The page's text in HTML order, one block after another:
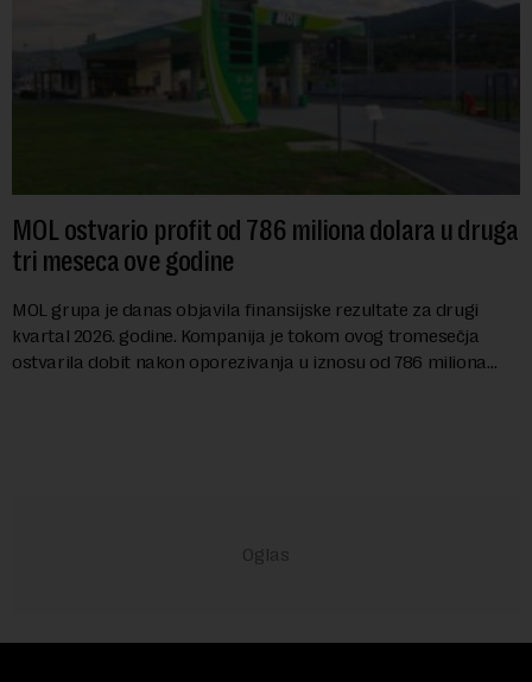
MOL ostvario profit od 786 miliona dolara u druga
tri meseca ove godine
MOL grupa je danas objavila finansijske rezultate za drugi
kvartal 2026. godine. Kompanija je tokom ovog tromesečja
ostvarila dobit nakon oporezivanja u iznosu od 786 miliona